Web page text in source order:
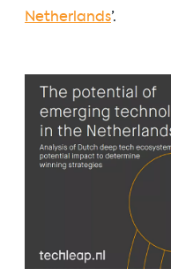
Netherlands’.